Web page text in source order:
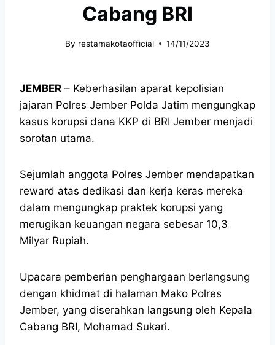
Cabang BRI
By restamakotaofficial 14/11/2023
JEMBER – Keberhasilan aparat kepolisian
jajaran Polres Jember Polda Jatim mengungkap
kasus korupsi dana KKP di BRI Jember menjadi
sorotan utama.
Sejumlah anggota Polres Jember mendapatkan
reward atas dedikasi dan kerja keras mereka
dalam mengungkap praktek korupsi yang
merugikan keuangan negara sebesar 10,3
Milyar Rupiah.
Upacara pemberian penghargaan berlangsung
dengan khidmat di halaman Mako Polres
Jember, yang diserahkan langsung oleh Kepala
Cabang BRI, Mohamad Sukari.